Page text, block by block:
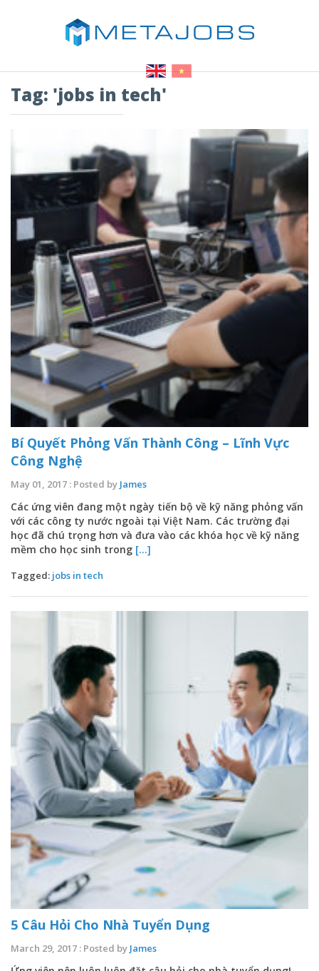
Tag: 'jobs in tech'
Bí Quyết Phỏng Vấn Thành Công – Lĩnh Vực
Công Nghệ
May 01, 2017 : Posted by James
Các ứng viên đang một ngày tiến bộ về kỹ năng phỏng vấn
với các công ty nước ngoài tại Việt Nam. Các trường đại
học đã chú trọng hơn và đưa vào các khóa học về kỹ năng
mềm cho học sinh trong [...]
Tagged: jobs in tech
5 Câu Hỏi Cho Nhà Tuyển Dụng
March 29, 2017 : Posted by James